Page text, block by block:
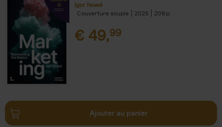
Igor Nowé
Couverture souple
2025 208
€ 49,99
Ajouter au panier